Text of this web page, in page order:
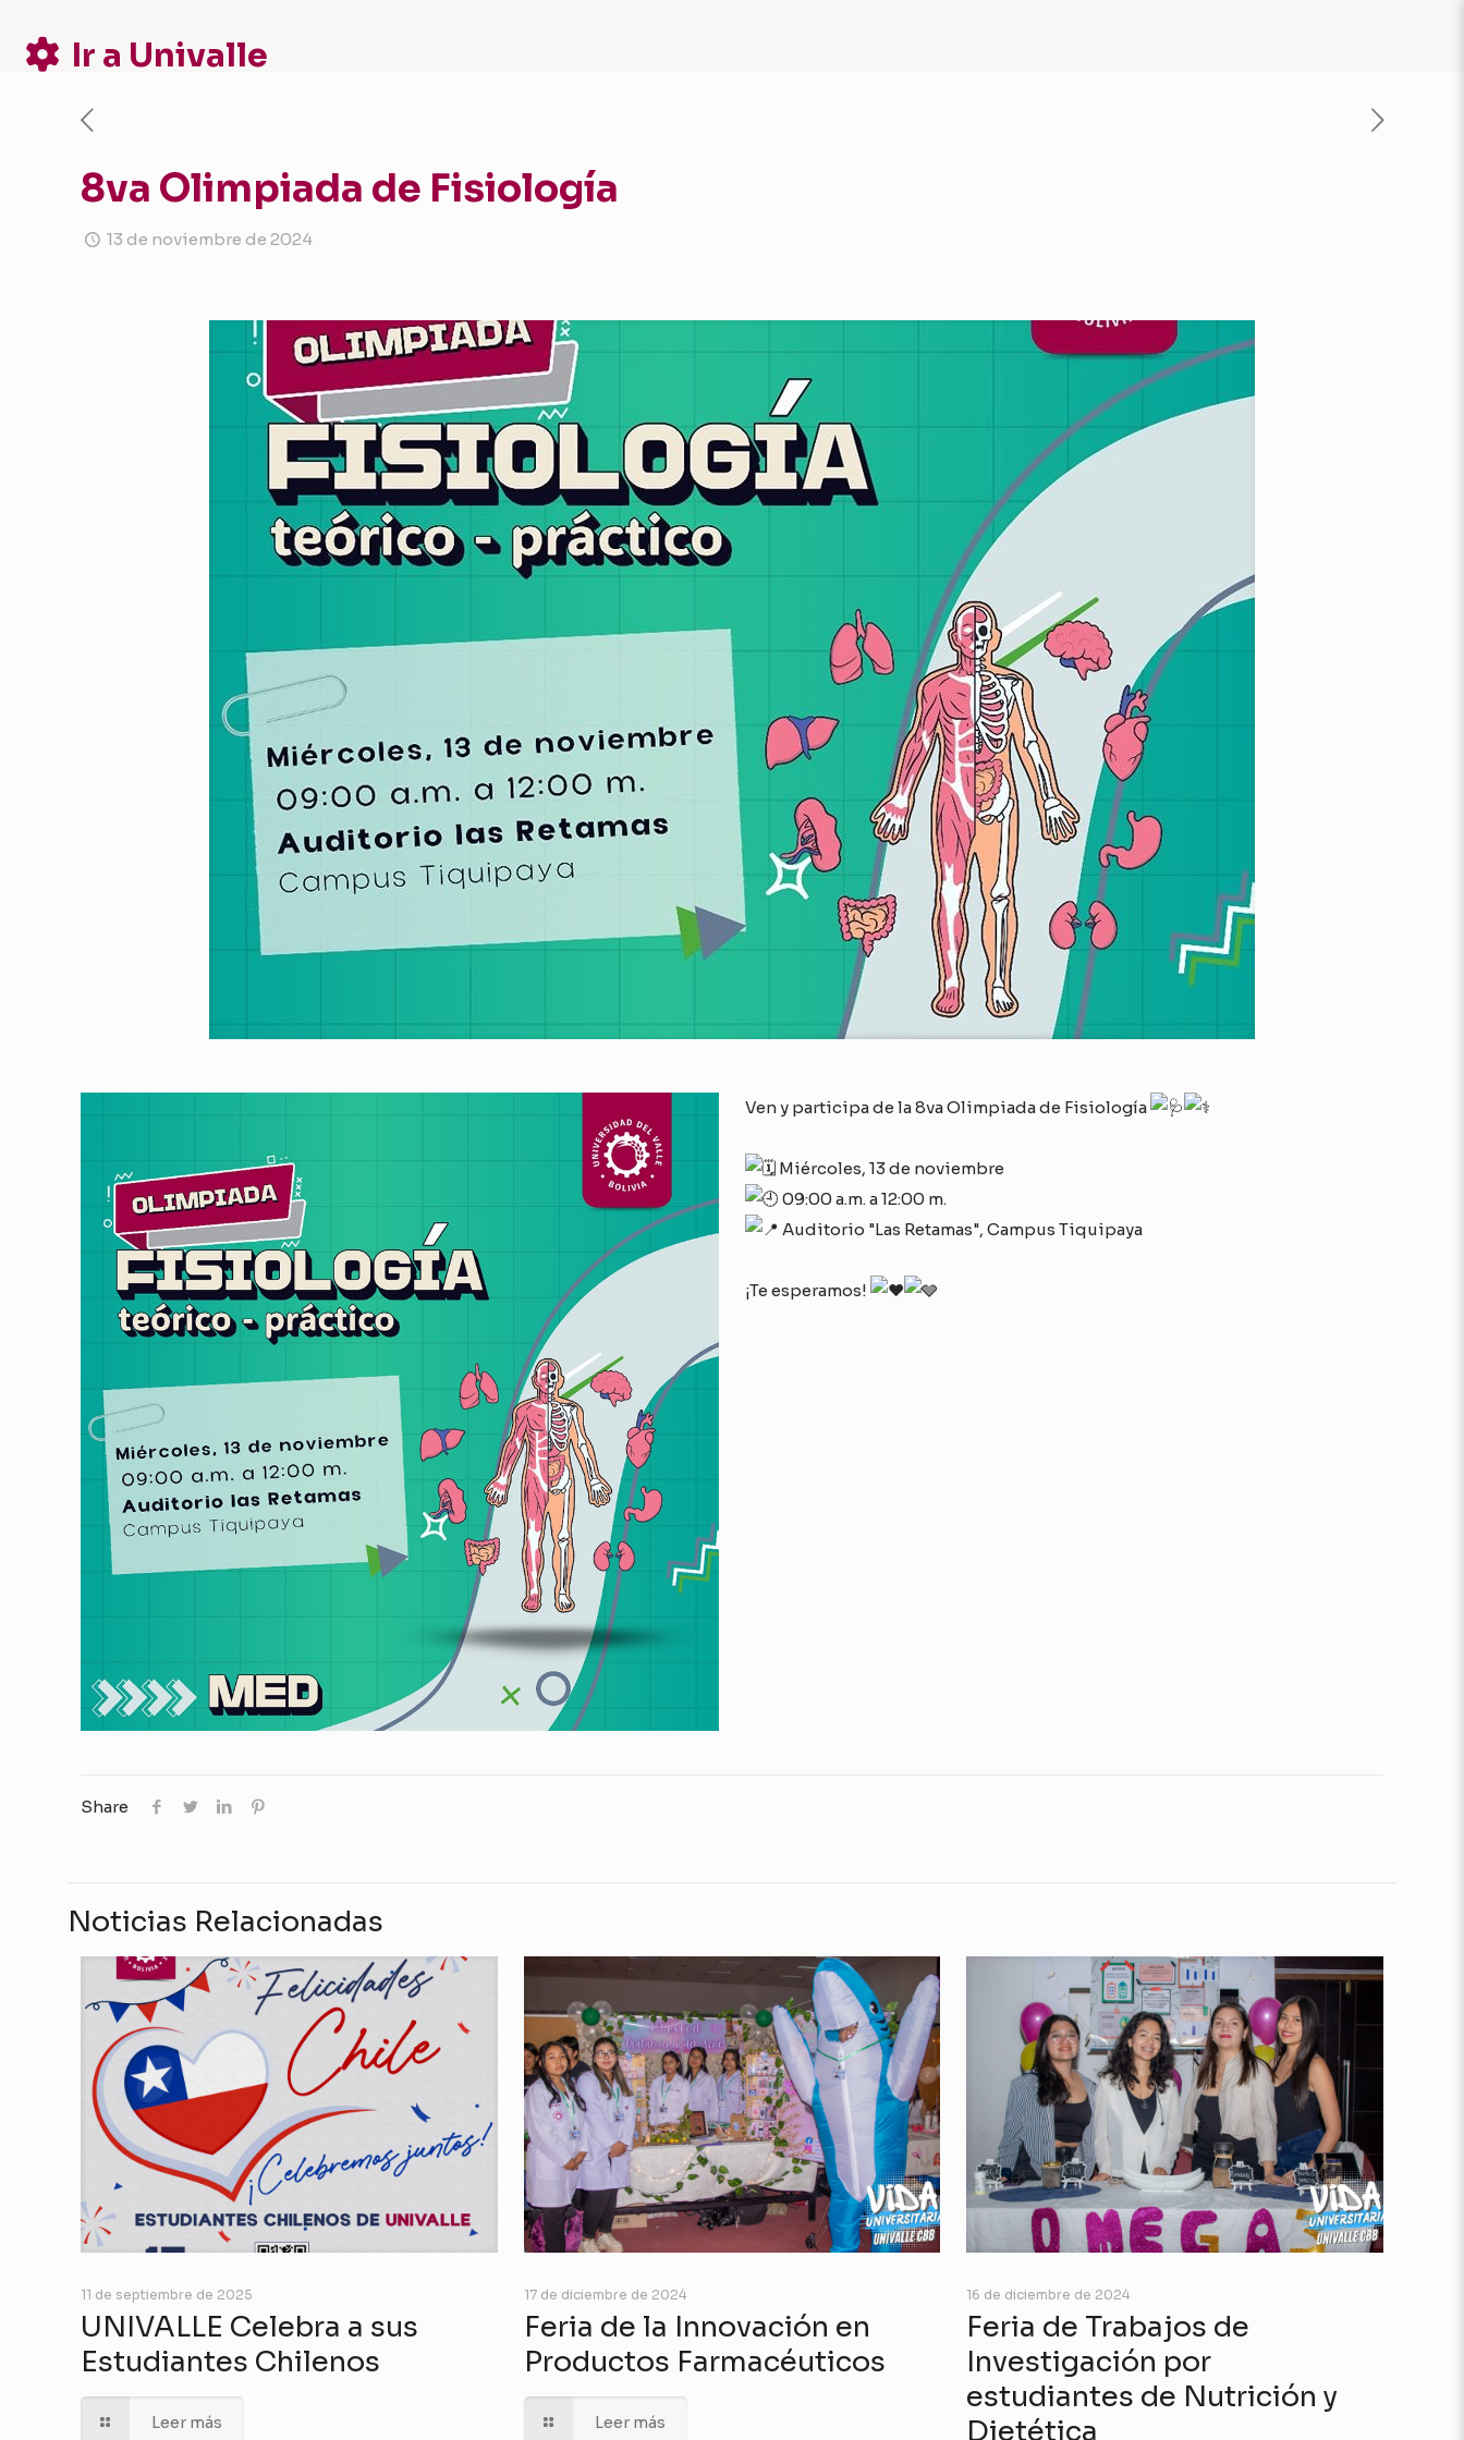
Ir a Univalle
8va Olimpiada de Fisiología
13 de noviembre de 2024
Ven y participa de la 8va Olimpiada de Fisiología
Miércoles, 13 de noviembre
09:00 a.m. a 12:00 m.
Auditorio "Las Retamas", Campus Tiquipaya
¡Te esperamos!
Share
Noticias Relacionadas
11 de septiembre de 2025
UNIVALLE Celebra a sus
Estudiantes Chilenos
Leer más
17 de diciembre de 2024
Feria de la Innovación en
Productos Farmacéuticos
Leer más
16 de diciembre de 2024
Feria de Trabajos de
Investigación por
estudiantes de Nutrición y
Dietética